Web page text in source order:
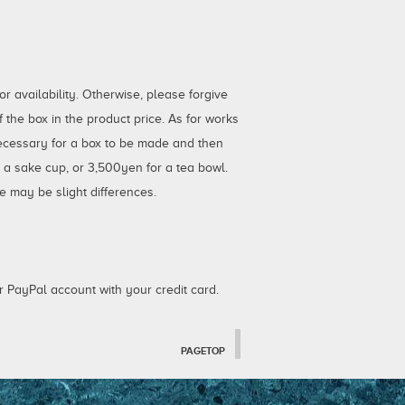
availability. Otherwise, please forgive
box in the product price. As for works
for a box to be made and then
sake cup, or 3,500yen for a tea bowl.
may be slight differences.
account with your credit card.
PAGETOP